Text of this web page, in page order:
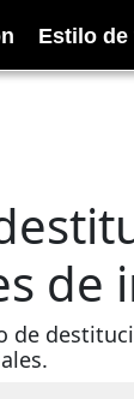
Estilo de
de
de